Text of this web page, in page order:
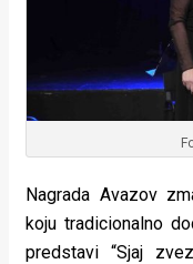
Nagrada Avazov
koju tradicionalno
predstavi “Sjaj